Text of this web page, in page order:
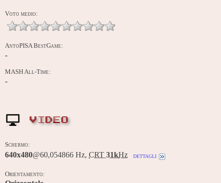
Voto medio:
AntoPISA BestGame:
-
MASH All-Time:
-
VIDEO
Schermo:
640x480@60,054866 Hz, CRT 31kHz dettagli
Orientamento: